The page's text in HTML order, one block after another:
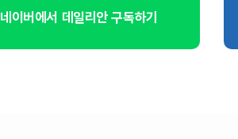
네이버에서 데일리안 구독하기